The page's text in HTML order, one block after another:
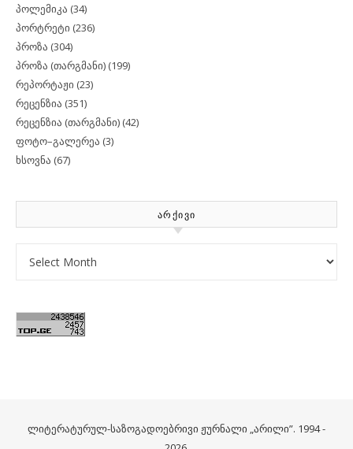
პოლემიკა (34)
პორტრეტი (236)
პროზა (304)
პროზა (თარგმანი) (199)
რეპორტაჟი (23)
რეცენზია (351)
რეცენზია (თარგმანი) (42)
ფოტო–გალერეა (3)
ხსოვნა (67)
ᲐᲠᲥᲘᲕᲘ
ლიტერატურულ-საზოგადოებრივი ჟურნალი „არილი”. 1994 -